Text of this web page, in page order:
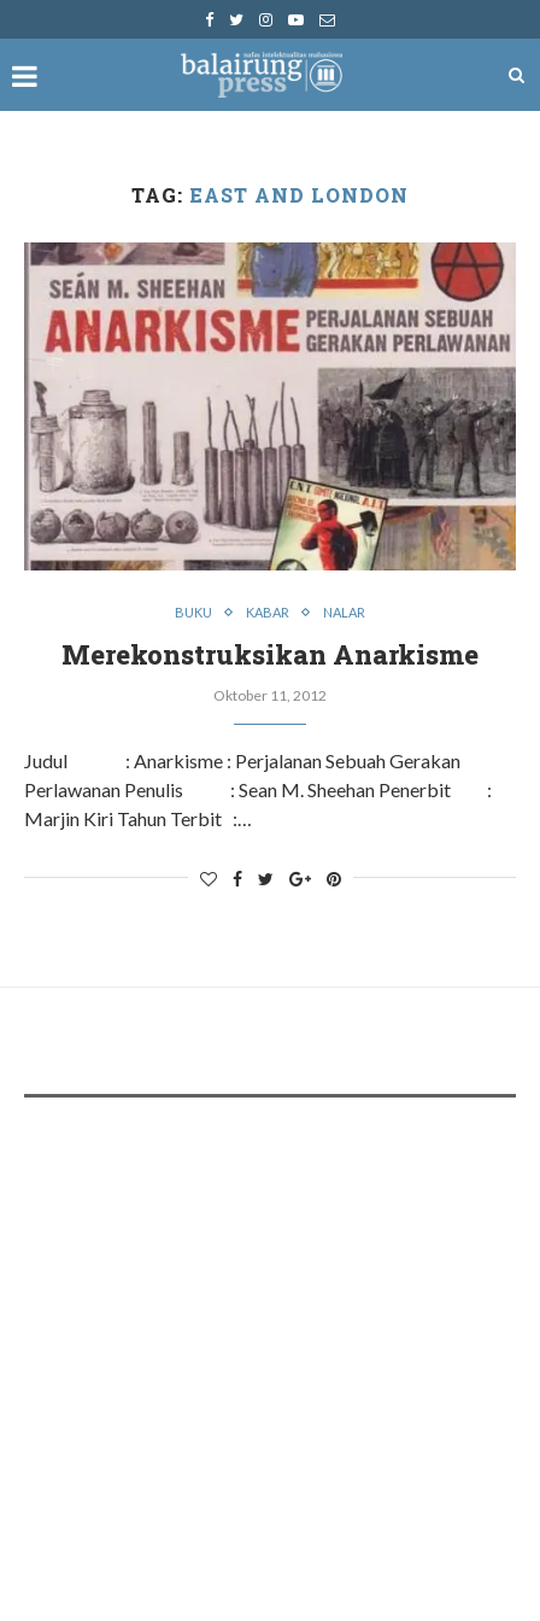
TAG: EAST AND LONDON
BUKU KABAR NALAR
Merekonstruksikan Anarkisme
Oktober 11, 2012
Judul : Anarkisme : Perjalanan Sebuah Gerakan
Perlawanan Penulis : Sean M. Sheehan Penerbit :
Marjin Kiri Tahun Terbit :…